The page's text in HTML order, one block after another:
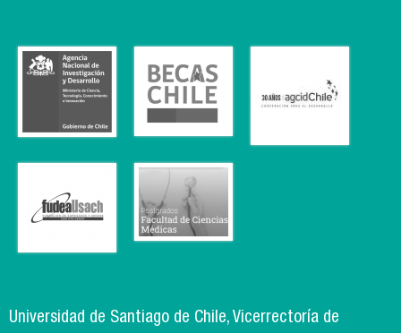
Universidad de Santiago de Chile, Vicerrectoría de